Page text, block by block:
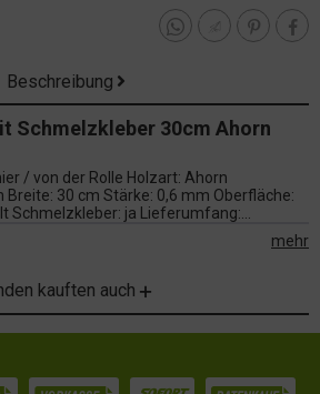
Beschreibung
Schmelzkleber 30cm Ahorn
/ von der Rolle Holzart: Ahorn
Breite: 30 cm Stärke: 0,6 mm Oberfläche:
Schmelzkleber: ja Lieferumfang:...
mehr
kauften auch